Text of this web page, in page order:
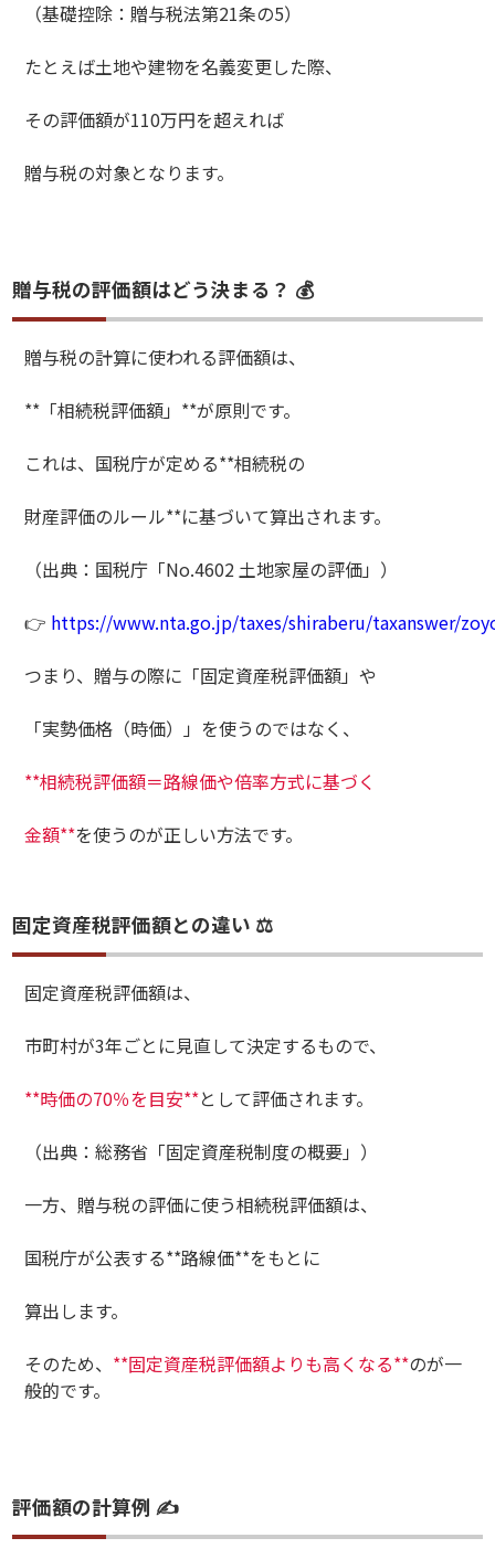
（基礎控除：贈与税法第21条の5）
たとえば土地や建物を名義変更した際、
その評価額が110万円を超えれば
贈与税の対象となります。
贈与税の評価額はどう決まる？ 💰
贈与税の計算に使われる評価額は、
**「相続税評価額」**が原則です。
これは、国税庁が定める**相続税の
財産評価のルール**に基づいて算出されます。
（出典：国税庁「No.4602 土地家屋の評価」）
👉 https://www.nta.go.jp/taxes/shiraberu/taxanswer/
つまり、贈与の際に「固定資産税評価額」や
「実勢価格（時価）」を使うのではなく、
**相続税評価額＝路線価や倍率方式に基づく
金額**を使うのが正しい方法です。
固定資産税評価額との違い ⚖️
固定資産税評価額は、
市町村が3年ごとに見直して決定するもので、
**時価の70％を目安**として評価されます。
（出典：総務省「固定資産税制度の概要」）
一方、贈与税の評価に使う相続税評価額は、
国税庁が公表する**路線価**をもとに
算出します。
そのため、 **固定資産税評価額よりも高くなる**のが一
般的です。
評価額の計算例 ✍️